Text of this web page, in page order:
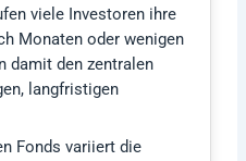
viele Investoren ihre
Monaten oder wenigen
damit den zentralen
langfristigen
Fonds variiert die